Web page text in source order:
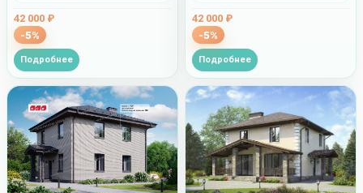
42 000 ₽
-5%
Подробнее
42 000 ₽
-5%
Подробнее